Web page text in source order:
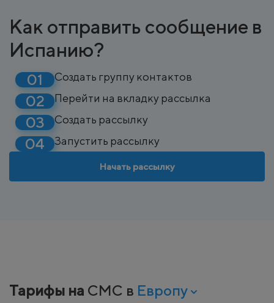
Как отправить сообщение в
Испанию?
Создать группу контактов
Перейти на вкладку рассылка
Создать рассылку
Запустить рассылку
Начать рассылку
Тарифы на СМС в Европу